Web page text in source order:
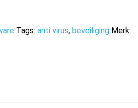
Tags:anti virus,beveiliging Merk: